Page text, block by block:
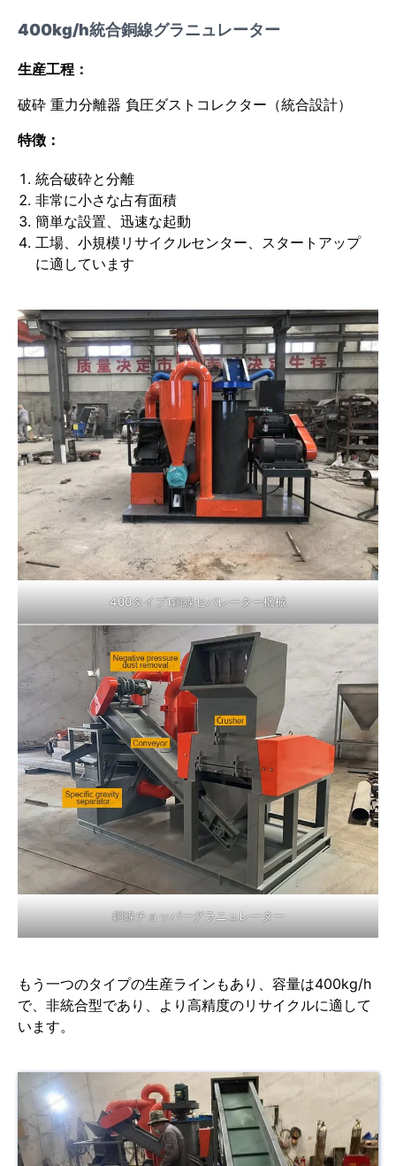
400kg/h統合銅線グラニュレーター
生産工程：
破砕 重力分離器 負圧ダストコレクター（統合設計）
特徴：
統合破砕と分離
非常に小さな占有面積
簡単な設置、迅速な起動
工場、小規模リサイクルセンター、スタートアップ
に適しています
400タイプ1銅線セパレーター機械
銅線チョッパーグラニュレーター
もう一つのタイプの生産ラインもあり、容量は400kg/h
で、非統合型であり、より高精度のリサイクルに適して
います。